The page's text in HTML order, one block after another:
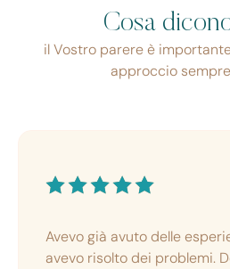
Cosa
il Vostro parere è
approccio
Avevo già avuto delle
avevo risolto dei problemi.